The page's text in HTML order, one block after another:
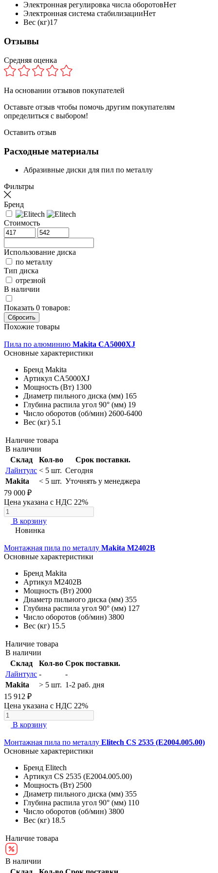
Электронная регулировка числа оборотовНет
Электронная система стабилизацииНет
Вес (кг)17
Отзывы
Средняя оценка
На основании отзывов покупателей
Оставьте отзыв чтобы помочь другим покупателям
определиться с выбором!
Оставить отзыв
Расходные материалы
Абразивные диски для пил по металлу
Фильтры
Бренд
Стоимость
Использование диска
по металлу
Тип диска
отрезной
В наличии
Показать 0 товаров:
Похожие товары
Пила по алюминию Makita CA5000XJ
Основные характеристики
Бренд Makita
Артикул CA5000XJ
Мощность (Вт) 1300
Диаметр пильного диска (мм) 165
Глубина распила угол 90° (мм) 19
Число оборотов (об/мин) 2600-6400
Вес (кг) 5.1
Наличие товара
В наличии
Склад
Кол-во
Срок поставки.
Лайнтулс < 5 шт. Сегодня
Makita
< 5 шт. Уточнять у менеджера
79 000 ₽
Цена указана с НДС 22%
В корзину
Новинка
Монтажная пила по металлу Makita M2402B
Основные характеристики
Бренд Makita
Артикул M2402B
Мощность (Вт) 2000
Диаметр пильного диска (мм) 355
Глубина распила угол 90° (мм) 127
Число оборотов (об/мин) 3800
Вес (кг) 15.5
Наличие товара
В наличии
Склад
Кол-во Срок поставки.
Лайнтулс -
-
Makita
> 5 шт. 1-2 раб. дня
15 912 ₽
Цена указана с НДС 22%
В корзину
Монтажная пила по металлу Elitech CS 2535 (E2004.005.00)
Основные характеристики
Бренд Elitech
Артикул CS 2535 (E2004.005.00)
Мощность (Вт) 2500
Диаметр пильного диска (мм) 355
Глубина распила угол 90° (мм) 110
Число оборотов (об/мин) 3800
Вес (кг) 18.5
Наличие товара
В наличии